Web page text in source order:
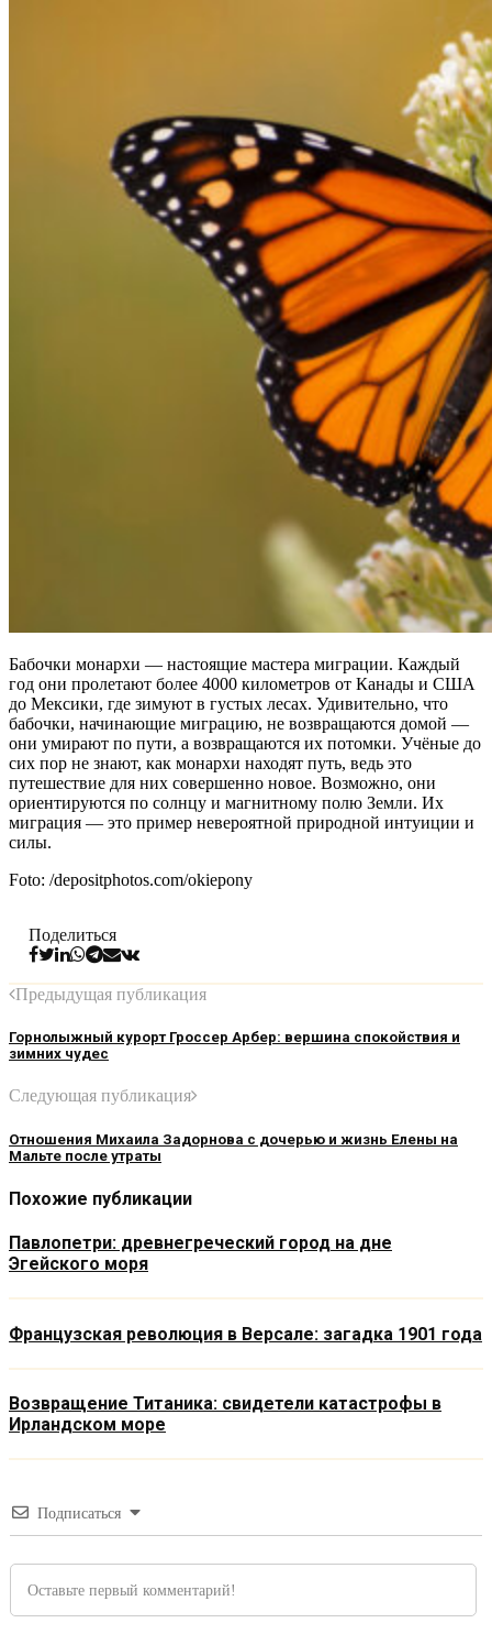
Бабочки монархи — настоящие мастера миграции. Каждый
год они пролетают более 4000 километров от Канады и США
до Мексики, где зимуют в густых лесах. Удивительно, что
бабочки, начинающие миграцию, не возвращаются домой —
они умирают по пути, а возвращаются их потомки. Учёные до
сих пор не знают, как монархи находят путь, ведь это
путешествие для них совершенно новое. Возможно, они
ориентируются по солнцу и магнитному полю Земли. Их
миграция — это пример невероятной природной интуиции и
силы.
Foto: /depositphotos.com/okiepony
Поделиться
Предыдущая публикация
Горнолыжный курорт Гроссер Арбер: вершина спокойствия и
зимних чудес
Следующая публикация
Отношения Михаила Задорнова с дочерью и жизнь Елены на
Мальте после утраты
Похожие публикации
Павлопетри: древнегреческий город на дне
Эгейского моря
Французская революция в Версале: загадка 1901 года
Возвращение Титаника: свидетели катастрофы в
Ирландском море
Подписаться